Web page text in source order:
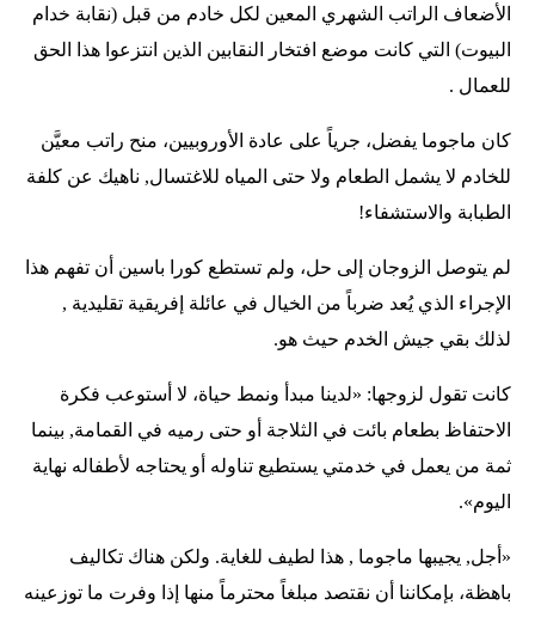
الأضعاف الراتب الشهري المعين لكل خادم من قبل (نقابة خدام
البيوت) التي كانت موضع افتخار النقابين الذين انتزعوا هذا الحق
للعمال .
كان ماجوما يفضل، جرياً على عادة الأوروبيين، منح راتب معيَّن
للخادم لا يشمل الطعام ولا حتى المياه للاغتسال, ناهيك عن كلفة
الطبابة والاستشفاء!
لم يتوصل الزوجان إلى حل، ولم تستطع كورا باسين أن تفهم هذا
الإجراء الذي يُعد ضرباً من الخيال في عائلة إفريقية تقليدية ,
لذلك بقي جيش الخدم حيث هو.
كانت تقول لزوجها: «لدينا مبدأ ونمط حياة، لا أستوعب فكرة
الاحتفاظ بطعام بائت في الثلاجة أو حتى رميه في القمامة, بينما
ثمة من يعمل في خدمتي يستطيع تناوله أو يحتاجه لأطفاله نهاية
اليوم».
«أجل, يجيبها ماجوما , هذا لطيف للغاية. ولكن هناك تكاليف
باهظة، بإمكاننا أن نقتصد مبلغاً محترماً منها إذا وفرت ما توزعينه